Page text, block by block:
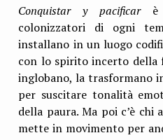
Conquistar y pacificarè
colonizzatori di ogni
installano in un luogo
con lo spirito incerto della
inglobano, la trasformano
per suscitare tonalità
della paura. Ma poi c’è chi
mette in movimento per